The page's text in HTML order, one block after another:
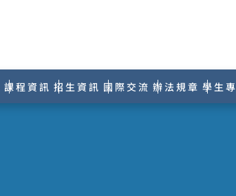
課程資訊 招生資訊 國際交流 辦法規章 學生